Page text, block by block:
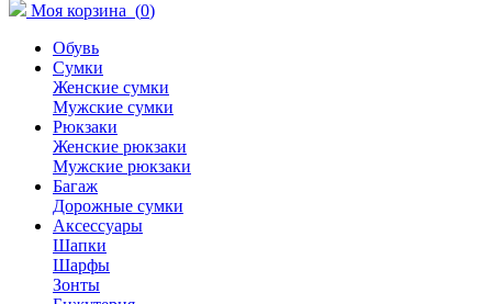
Моя корзина (0)
Обувь
Сумки
Женские сумки
Мужские сумки
Рюкзаки
Женские рюкзаки
Мужские рюкзаки
Багаж
Дорожные сумки
Аксессуары
Шапки
Шарфы
Зонты